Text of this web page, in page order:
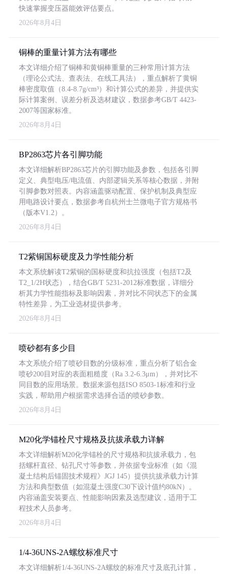
快速掌握变压器能效评估要点。
2026年8月4日
铜棒的重量计算方法有哪些
本文详细介绍了铜棒和黄铜棒重量的三种常用计算方法
（理论公式法、查表法、在线工具法），重点解析了黄铜
棒密度取值（8.4-8.7g/cm³）和计算公式的差异，并提供实
际计算案例、误差分析及选材建议，数据参考GB/T 4423-
2007等国家标准。
2026年8月4日
BP2863芯片各引脚功能
本文详细解析BP2863芯片的引脚功能及参数，包括各引脚
定义、典型电压/电流值、内部逻辑关系等核心数据，并附
引脚参数对照表。内容涵盖驱动配置、保护机制及典型应
用电路设计要点，数据参考自杭州士兰微电子官方规格书
（版本V1.2）。
2026年8月4日
T2紫铜国标硬度及力学性能分析
本文系统解读T2紫铜的国标硬度和抗拉强度（包括T2及
T2_1/2H状态），结合GB/T 5231-2012标准数据，详细分
析其力学性能指标及影响因素，并对比不同状态下的金属
特性差异，为工业选材提供参考。
2026年8月4日
喷砂都有多少目
本文系统介绍了喷砂目数的分级标准，重点分析了铝合金
喷砂200目对应的表面粗糙度（Ra 3.2-6.3μm），并对比不
同目数的应用场景。数据来源包括ISO 8503-1标准和行业
实践，帮助用户根据需求选择合适的喷砂参数。
2026年8月4日
M20化学锚栓尺寸规格及抗拔承载力详解
本文详细解析M20化学锚栓的尺寸规格和抗拔承载力，包
括螺杆直径、钻孔尺寸等参数，并依据专业标准（如《混
凝土结构后锚固技术规程》JGJ 145）提供抗拔承载力计算
方法和典型数值（如混凝土强度C30下设计值约80kN）。
内容涵盖安装要点、性能影响因素及选型建议，适用于工
程技术人员参考。
2026年8月4日
1/4-36UNS-2A螺纹标准尺寸
本文详细解析1/4-36UNS-2A螺纹的标准尺寸及底孔计算，